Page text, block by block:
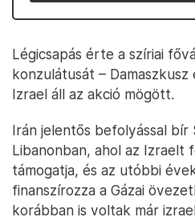
Légicsapás érte a szíriai
konzulátusát – Damaszkusz
Izrael áll az akció mögött.
Irán jelentős befolyással bír
Libanonban, ahol az Izraelt
támogatja, és az utóbbi
finanszírozza a Gázai
korábban is voltak már